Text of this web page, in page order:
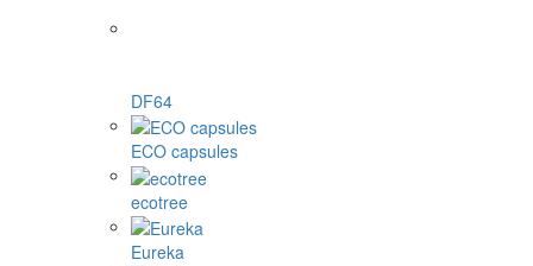
DF64
ECO capsules
ecotree
Eureka